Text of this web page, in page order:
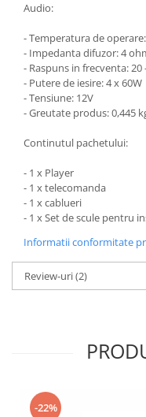
Audio:
- Temperatura de
- Impedanta difuzor: 4
- Raspuns in frecventa: 20
- Putere de iesire: 4 x 60W
- Tensiune: 12V
- Greutate produs: 0,445
Continutul pachetului:
- 1 x Player
- 1 x telecomanda
- 1 x cablueri
- 1 x Set de scule pentru
Informatii conformitate
Review-uri(2)
-22%